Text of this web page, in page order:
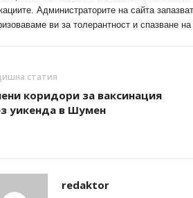
Администраторите на сайта
ви за толерантност и спазване
статия
коридори за ваксинация
уикенда в Шумен
redaktor